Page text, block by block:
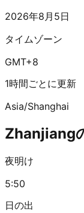
2026年8月5日
タイムゾーン
GMT+8
1時間ごとに更新
Asia/Shanghai
Zhanjiang
夜明け
5:50
日の出